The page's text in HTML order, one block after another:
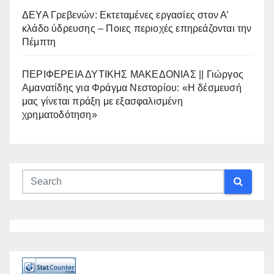
ΔΕΥΑ Γρεβενών: Εκτεταμένες εργασίες στον Α’
κλάδο ύδρευσης – Ποιες περιοχές επηρεάζονται την
Πέμπτη
ΠΕΡΙΦΕΡΕΙΑ ΔΥΤΙΚΗΣ ΜΑΚΕΔΟΝΙΑΣ || Γιώργος
Αμανατίδης για Φράγμα Νεστορίου: «Η δέσμευσή
μας γίνεται πράξη με εξασφαλισμένη
χρηματοδότηση»